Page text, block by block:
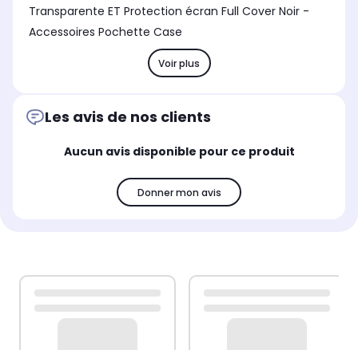
Transparente ET Protection écran Full Cover Noir -
Accessoires Pochette Case
Voir plus
Les avis de nos clients
Aucun avis disponible pour ce produit
Donner mon avis